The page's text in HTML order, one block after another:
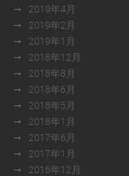
2019年4月
2019年2月
2019年1月
2018年12月
2018年8月
2018年6月
2018年5月
2018年1月
2017年6月
2017年1月
2016年12月